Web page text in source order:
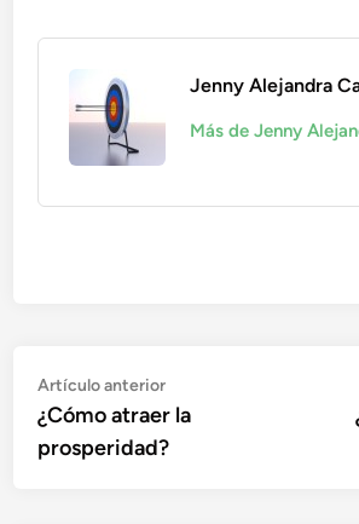
Jenny Alejandra
Más de Jenny
Navegación
de
entradas
Artículo anteriorArtículo
anterior:
¿Cómo atraer la
prosperidad?